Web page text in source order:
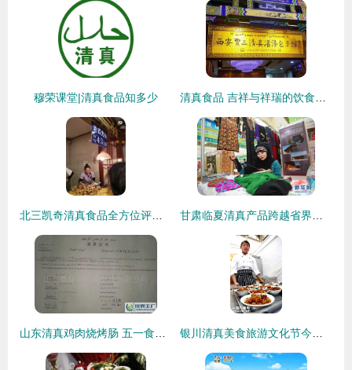
穆荣课堂|清真食品知多少